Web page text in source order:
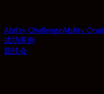
Ability ChallengeAbility One
成功事例
競技会